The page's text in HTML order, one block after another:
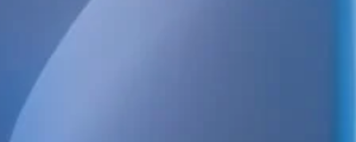
POSTADRESS
WELS Sverige AB
c/o Bright Redovisning & Revision